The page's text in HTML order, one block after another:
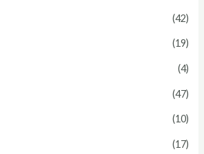
(42)
(19)
(4)
(47)
(10)
(17)